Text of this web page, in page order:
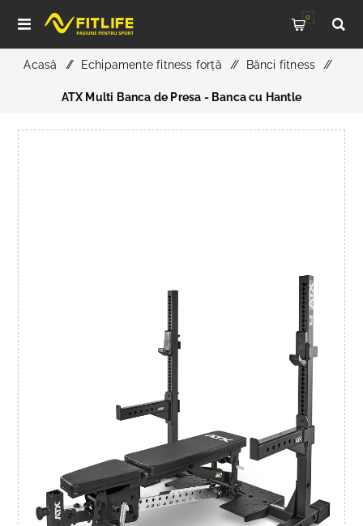
0
Acasă / Echipamente fitness forță / Bănci fitness /
ATX Multi Banca de Presa - Banca cu Hantle